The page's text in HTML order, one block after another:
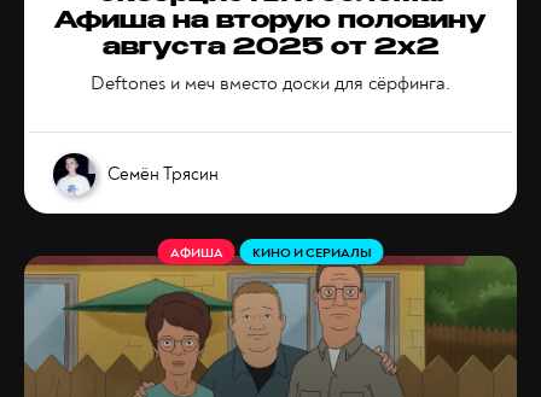
Афиша на вторую половину
августа 2025 от 2x2
Deftones и меч вместо доски для сёрфинга.
Семён Трясин
АФИША КИНО И СЕРИАЛЫ